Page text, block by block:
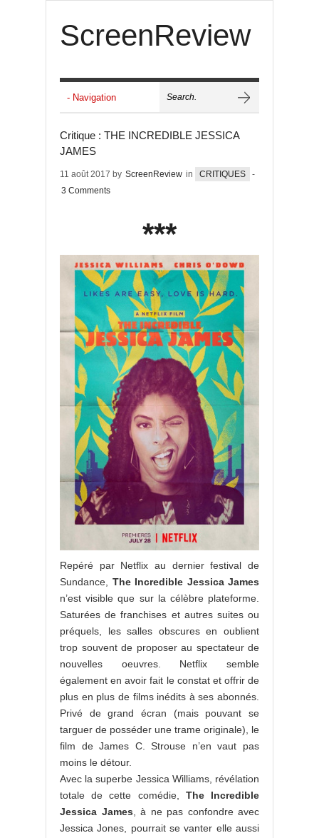
ScreenReview
Critique : THE INCREDIBLE JESSICA
JAMES
11 août 2017 by ScreenReview in CRITIQUES
-
3 Comments
***
Repéré par Netflix au dernier festival de
Sundance, The Incredible Jessica James
n’est visible que sur la célèbre plateforme.
Saturées de franchises et autres suites ou
préquels, les salles obscures en oublient
trop souvent de proposer au spectateur de
nouvelles oeuvres. Netflix semble
également en avoir fait le constat et offrir de
plus en plus de films inédits à ses abonnés.
Privé de grand écran (mais pouvant se
targuer de posséder une trame originale), le
film de James C. Strouse n’en vaut pas
moins le détour.
Avec la superbe Jessica Williams, révélation
totale de cette comédie, The Incredible
Jessica James , à ne pas confondre avec
Jessica Jones, pourrait se vanter elle aussi